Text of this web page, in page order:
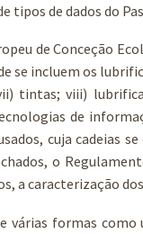
tipos de dados do
de Conceção
se incluem os
tintas; viii)
de
cuja cadeias
o
a caracterização
várias formas